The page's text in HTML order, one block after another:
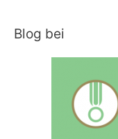
Blog bei